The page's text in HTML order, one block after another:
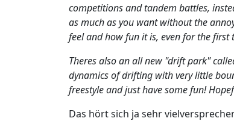
competitions and tandem battles,
as much as you want without the
feel and how fun it is, even for the first
Theres also an all new "drift park"
dynamics of drifting with very little
freestyle and just have some fun!
Das hört sich ja sehr